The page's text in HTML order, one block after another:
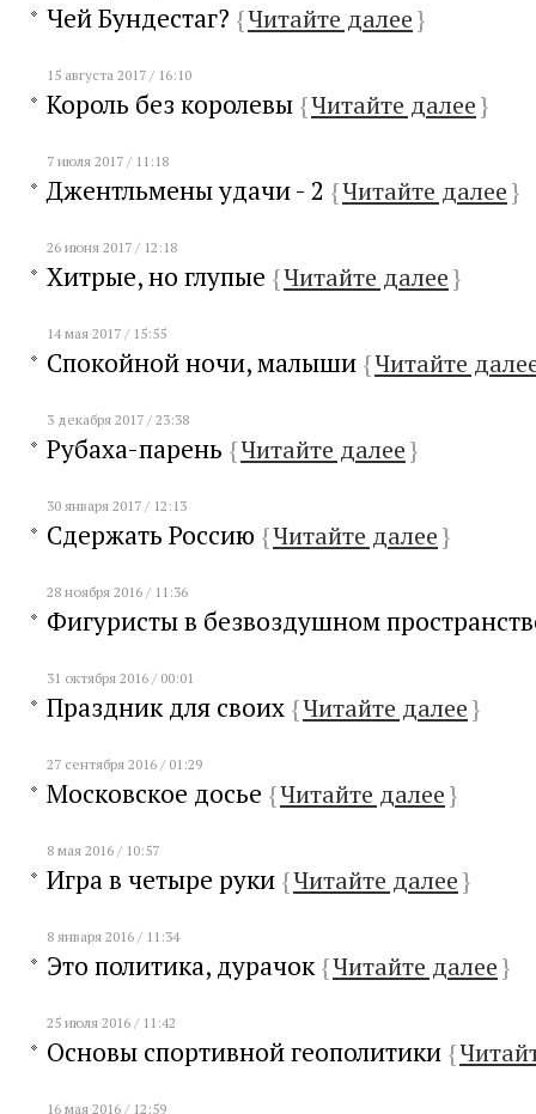
Чей Бундестаг? {Читайте далее}
15 августа 2017 / 16:10
Король без королевы {Читайте далее}
7 июля 2017 / 11:18
Джентльмены удачи - 2 {Читайте далее}
26 июня 2017 / 12:18
Хитрые, но глупые {Читайте далее}
14 мая 2017 / 15:55
Спокойной ночи, малыши {Читайте
3 декабря 2017 / 23:38
Рубаха-парень {Читайте далее}
30 января 2017 / 12:13
Сдержать Россию {Читайте далее}
28 ноября 2016 / 11:36
Фигуристы в безвоздушном
31 октября 2016 / 00:01
Праздник для своих {Читайте далее}
27 сентября 2016 / 01:29
Московское досье {Читайте далее}
8 мая 2016 / 10:57
Игра в четыре руки {Читайте далее}
8 января 2016 / 11:34
Это политика, дурачок{Читайте далее}
25 июля 2016 / 11:42
Основы спортивной геополитики {
16 мая 2016 / 12:59